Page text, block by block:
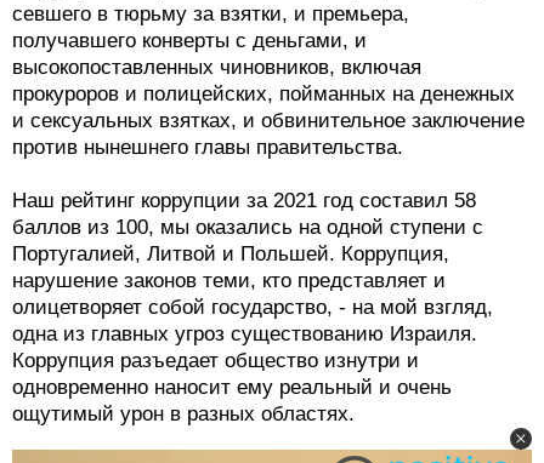
севшего в тюрьму за взятки, и премьера,
получавшего конверты с деньгами, и
высокопоставленных чиновников, включая
прокуроров и полицейских, пойманных на денежных
и сексуальных взятках, и обвинительное заключение
против нынешнего главы правительства.
Наш рейтинг коррупции за 2021 год составил 58
баллов из 100, мы оказались на одной ступени с
Португалией, Литвой и Польшей. Коррупция,
нарушение законов теми, кто представляет и
олицетворяет собой государство, - на мой взгляд,
одна из главных угроз существованию Израиля.
Коррупция разъедает общество изнутри и
одновременно наносит ему реальный и очень
ощутимый урон в разных областях.